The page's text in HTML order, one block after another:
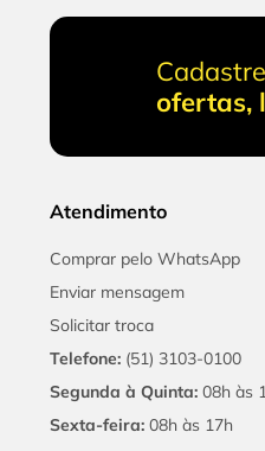
ofertas,
Atendimento
Comprar pelo WhatsApp
Enviar mensagem
Solicitar troca
Telefone: (51) 3103-0100
Segunda à Quinta: 08h às
Sexta-feira: 08h às 17h